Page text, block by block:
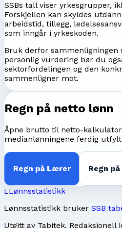
SSBs tall viser yrkesgrupper,
Forskjellen kan skyldes
arbeidstid, tillegg,
som inngår i yrkeskoden.
Bruk derfor sammenligningen
personlig vurdering bør du
sektorfordelingen og den
sammenligner mot.
Regn på netto lønn
Åpne brutto til netto-
medianlønningene ferdig
Regn på Lærer Regn på
LLønnsstatistikk
Lønnsstatistikk bruker SSB
Utgitt av Tabitek. Redaksjonell